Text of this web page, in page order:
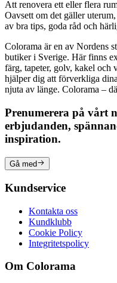
Att renovera ett eller flera
Oavsett om det gäller
av bra tips, goda råd och
Colorama är en av Nordens
butiker i Sverige. Här finns
färg, tapeter, golv, kakel och
hjälper dig att förverkliga
njuta av länge. Colorama –
Prenumerera på vårt
erbjudanden,
inspiration.
Gå med
Kundservice
Kontakta oss
Kundklubb
Cookie Policy
Integritetspolicy
Om Colorama